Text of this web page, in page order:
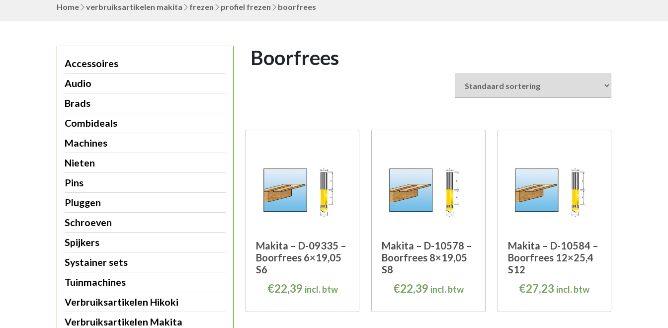
Home verbruiksartikelen makita frezen profiel frezen boorfrees
Boorfrees
Makita – D-09335 –
Boorfrees 6×19,05
S6
€22,39 incl. btw
Makita – D-10578 –
Boorfrees 8×19,05
S8
€22,39 incl. btw
Makita – D-10584 –
Boorfrees 12×25,4
S12
€27,23 incl. btw
Accessoires
Audio
Brads
Combideals
Machines
Nieten
Pins
Pluggen
Schroeven
Spijkers
Systainer sets
Tuinmachines
Verbruiksartikelen Hikoki
Verbruiksartikelen Makita